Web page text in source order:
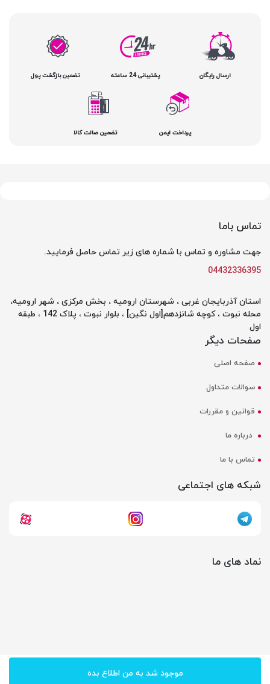
موجود شد به من اطلاع بده
ارسال رایگان پشتیبانی 24 ساعته تضمین بازگشت پول
پرداخت ایمن تضمین صالت کالا
تماس باما
جهت مشاوره و تماس با شماره های زیر تماس حاصل فرمایید.
04432336395
استان آذربایجان غربی ، شهرستان ارومیه ، بخش مرکزی ، شهر ارومیه،
محله نبوت ، کوچه شانزدهم[اول نگین] ، بلوار نبوت ، پلاک 142 ، طبقه
اول
صفحات دیگر
صفحه اصلی
سوالات متداول
قوانین و مقررات
درباره ما
تماس با ما
شبکه های اجتماعی
نماد های ما
تمامی حقوق مادی و معنوی اپلیکیشن و سایت، برای گروه
گروه طراحی و برنامه نویسی زریاوب